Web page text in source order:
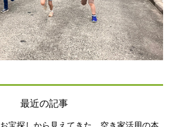
最近の記事
お宝探しから見えてきた、空き家活用の本